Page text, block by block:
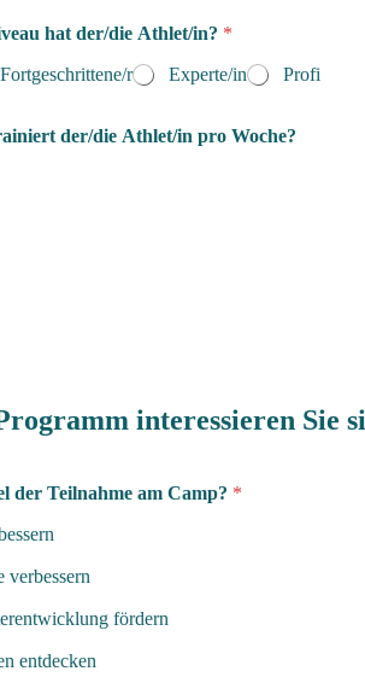
hat der/die Athlet/in? *
Fortgeschrittene/r Experte/in Profi
der/die Athlet/in pro Woche?
interessieren Sie
der Teilnahme am Camp? *
verbessern
fördern
entdecken